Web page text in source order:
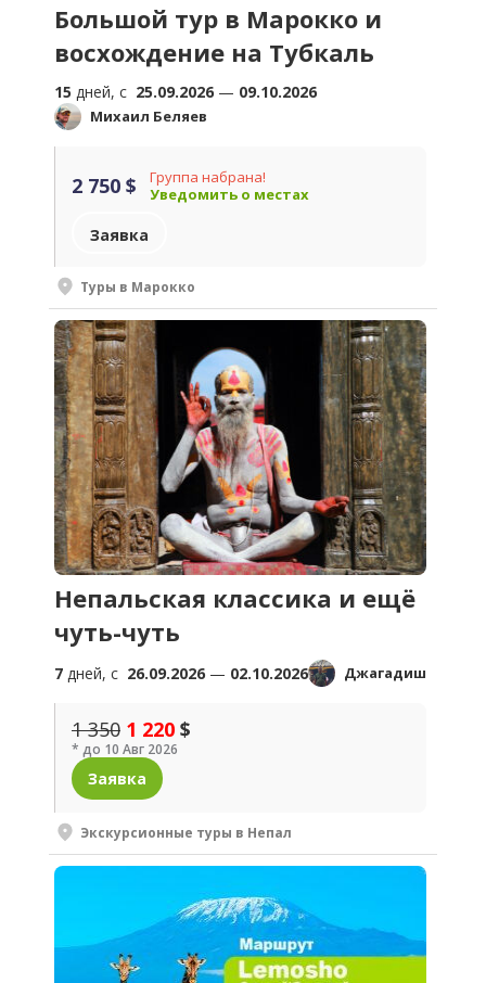
Большой тур в Марокко и
восхождение на Тубкаль
15 дней, c 25.09.2026 — 09.10.2026
Михаил Беляев
2 750 $
Группа набрана!
Уведомить о местах
Заявка
Туры в Марокко
Непальская классика и ещё
чуть-чуть
7 дней, c 26.09.2026 — 02.10.2026 Джагадиш
1 350 1 220 $
* до 10 Авг 2026
Заявка
Экскурсионные туры в Непал